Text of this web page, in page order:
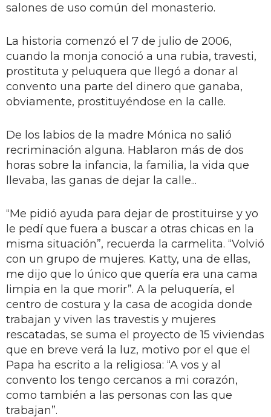
salones de uso común del monasterio.
La historia comenzó el 7 de julio de 2006,
cuando la monja conoció a una rubia, travesti,
prostituta y peluquera que llegó a donar al
convento una parte del dinero que ganaba,
obviamente, prostituyéndose en la calle.
De los labios de la madre Mónica no salió
recriminación alguna. Hablaron más de dos
horas sobre la infancia, la familia, la vida que
llevaba, las ganas de dejar la calle...
“Me pidió ayuda para dejar de prostituirse y yo
le pedí que fuera a buscar a otras chicas en la
misma situación”, recuerda la carmelita. “Volvió
con un grupo de mujeres. Katty, una de ellas,
me dijo que lo único que quería era una cama
limpia en la que morir”. A la peluquería, el
centro de costura y la casa de acogida donde
trabajan y viven las travestis y mujeres
rescatadas, se suma el proyecto de 15 viviendas
que en breve verá la luz, motivo por el que el
Papa ha escrito a la religiosa: “A vos y al
convento los tengo cercanos a mi corazón,
como también a las personas con las que
trabajan”.